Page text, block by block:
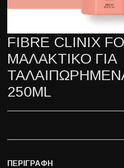
FIBRE CLINIX
ΜΑΛΑΚΤΙΚΟ ΓΙΑ
250ML
ΠΕΡΙΓΡΑΦΗ